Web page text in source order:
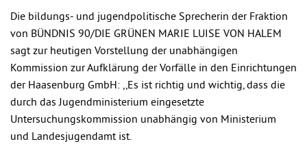
Die bildungs- und jugendpolitische Sprecherin der Fraktion
von BÜNDNIS 90/DIE GRÜNEN MARIE LUISE VON HALEM
sagt zur heutigen Vorstellung der unabhängigen
Kommission zur Aufklärung der Vorfälle in den Einrichtungen
der Haasenburg GmbH: ,,Es ist richtig und wichtig, dass die
durch das Jugendministerium eingesetzte
Untersuchungskommission unabhängig von Ministerium
und Landesjugendamt ist.